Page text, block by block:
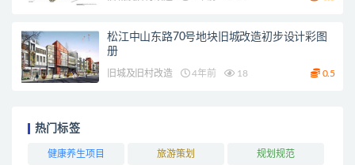
松江中山东路70号地块旧城改造初步设计彩图
册
旧城及旧村改造 4年前 18 0.5
热门标签
健康养生项目 旅游策划 规划规范